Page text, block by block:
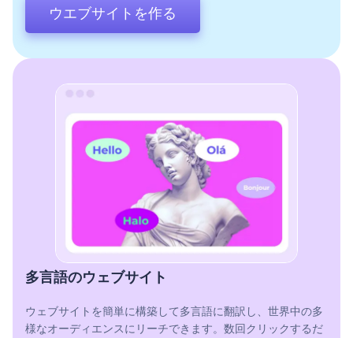
ウエブサイトを作る
多言語のウェブサイト
ウェブサイトを簡単に構築して多言語に翻訳し、世界中の多
様なオーディエンスにリーチできます。数回クリックするだ